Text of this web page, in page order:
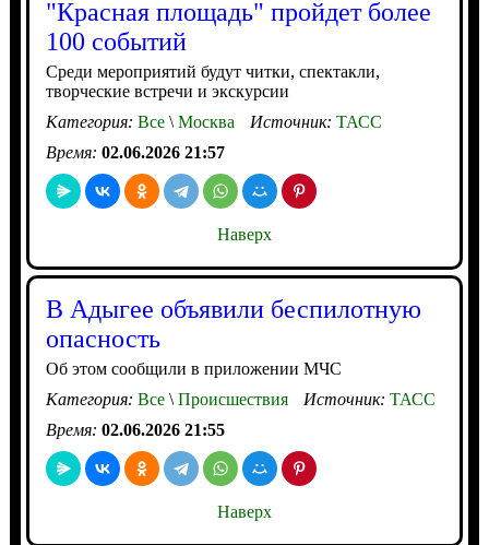
"Красная площадь" пройдет более
100 событий
Среди мероприятий будут читки, спектакли,
творческие встречи и экскурсии
Категория: Все\Москва Источник: ТАСС
Время: 02.06.2026 21:57
Наверх
В Адыгее объявили беспилотную
опасность
Об этом сообщили в приложении МЧС
Категория: Все\Происшествия Источник: ТАСС
Время: 02.06.2026 21:55
Наверх